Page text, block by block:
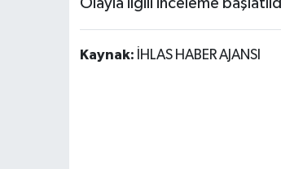
Olayla ilgili inceleme
Kaynak: İHLAS HABER AJANSI